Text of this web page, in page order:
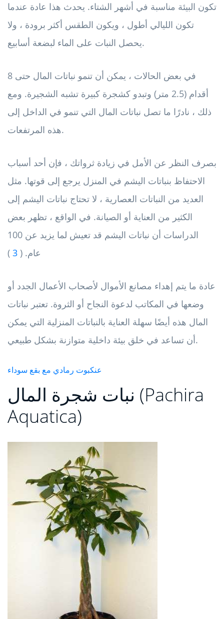
تكون البيئة مناسبة في أشهر الشتاء. يحدث هذا عادة عندما
تكون الليالي أطول ، ويكون الطقس أكثر برودة ، ولا
يحصل النبات على الماء لبضعة أسابيع.
في بعض الحالات ، يمكن أن تنمو نباتات المال حتى 8
أقدام (2.5 متر) وتبدو كشجرة كبيرة تشبه الشجيرة. ومع
ذلك ، نادرًا ما تصل نباتات المال التي تنمو في الداخل إلى
هذه المرتفعات.
بصرف النظر عن الأمل في زيادة ثرواتك ، فإن أحد أسباب
الاحتفاظ بنباتات اليشم في المنزل يرجع إلى قوتها. مثل
العديد من النباتات العصارية ، لا تحتاج نباتات اليشم إلى
الكثير من العناية أو الصيانة. في الواقع ، تظهر بعض
الدراسات أن نباتات اليشم قد تعيش لما يزيد عن 100
عام. ( 3
)
عادة ما يتم إهداء مصانع الأموال لأصحاب الأعمال الجدد أو
وضعها في المكاتب لدعوة النجاح أو الثروة. تعتبر نباتات
المال هذه أيضًا سهلة العناية بالنباتات المنزلية التي يمكن
أن تساعد في خلق بيئة داخلية متوازنة بشكل طبيعي.
عنكبوت رمادي مع بقع سوداء
نبات شجرة المال (Pachira
Aquatica)